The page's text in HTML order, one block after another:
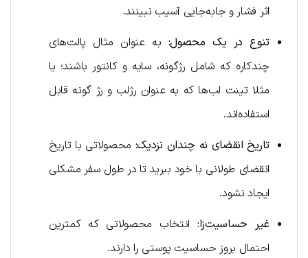
اثر فشار و جابه‌جایی آسیب نبینند.
تنوع در یک محصول: به عنوان مثال پالت‌های
چندکاره که شامل رژگونه، سایه و کانتور باشند؛ یا
مثلا تینت لب‌ها که به عنوان رژلب و رژ گونه قابل
استفاده‌اند.
تاریخ انقضای نه چندان نزدیک: محصولاتی با تاریخ
انقضای طولانی با خود ببرید تا در طول سفر مشکلی
ایجاد نشود.
غیر حساسیت‌زا: انتخاب محصولاتی که کمترین
احتمال بروز حساسیت پوستی را دارند.